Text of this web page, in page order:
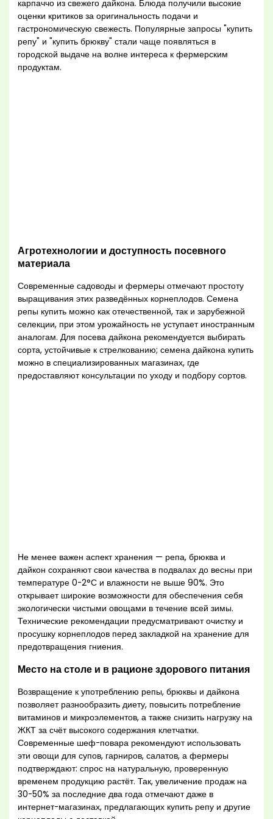
карпаччо из свежего дайкона. Блюда получили высокие
оценки критиков за оригинальность подачи и
гастрономическую свежесть. Популярные запросы "купить
репу" и "купить брюкву" стали чаще появляться в
городской выдаче на волне интереса к фермерским
продуктам.
Агротехнологии и доступность посевного
материала
Современные садоводы и фермеры отмечают простоту
выращивания этих разведённых корнеплодов. Семена
репы купить можно как отечественной, так и зарубежной
селекции, при этом урожайность не уступает иностранным
аналогам. Для посева дайкона рекомендуется выбирать
сорта, устойчивые к стрелкованию; семена дайкона купить
можно в специализированных магазинах, где
предоставляют консультации по уходу и подбору сортов.
Не менее важен аспект хранения — репа, брюква и
дайкон сохраняют свои качества в подвалах до весны при
температуре 0-2°С и влажности не выше 90%. Это
открывает широкие возможности для обеспечения себя
экологически чистыми овощами в течение всей зимы.
Технические рекомендации предусматривают очистку и
просушку корнеплодов перед закладкой на хранение для
предотвращения гниения.
Место на столе и в рационе здорового питания
Возвращение к употреблению репы, брюквы и дайкона
позволяет разнообразить диету, повысить потребление
витаминов и микроэлементов, а также снизить нагрузку на
ЖКТ за счёт высокого содержания клетчатки.
Современные шеф-повара рекомендуют использовать
эти овощи для супов, гарниров, салатов, а фермеры
подтверждают: спрос на натуральную, проверенную
временем продукцию растёт. Так, увеличение продаж на
30-50% за последние два года отмечают даже в
интернет-магазинах, предлагающих купить репу и другие